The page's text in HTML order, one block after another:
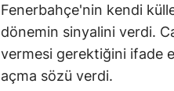
Fenerbahçe'nin kendi
dönemin sinyalini verdi.
vermesi gerektiğini ifade
açma sözü verdi.